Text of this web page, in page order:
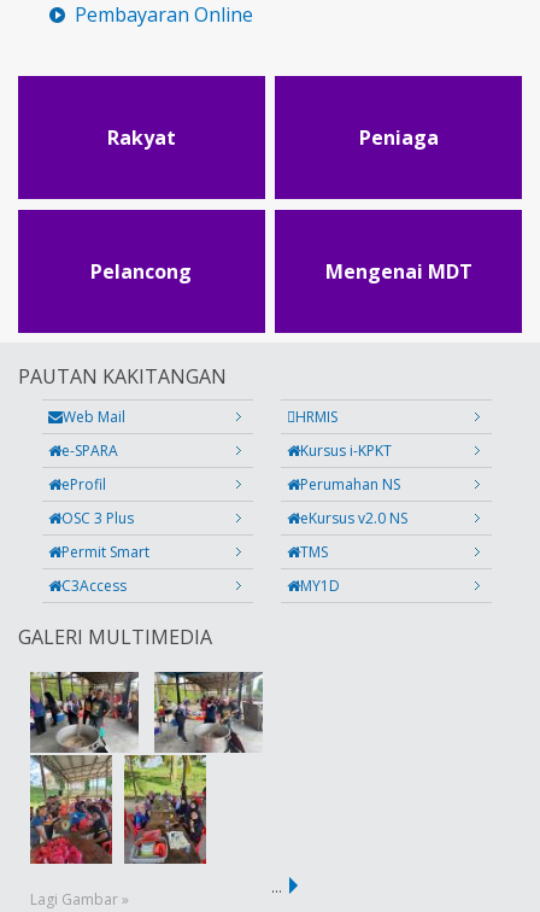
Pembayaran Online
Rakyat Peniaga
Pelancong Mengenai MDT
PAUTAN KAKITANGAN
Web Mail
HRMIS
e-SPARA
Kursus i-KPKT
eProfil
Perumahan NS
OSC 3 Plus
eKursus v2.0 NS
Permit Smart
TMS
C3Access
MY1D
GALERI MULTIMEDIA
Lagi Gambar »
…